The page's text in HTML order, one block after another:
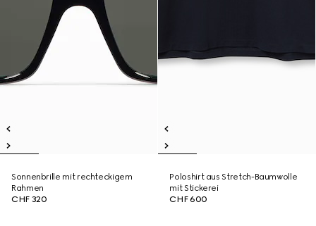
Sonnenbrille mit rechteckigem
Rahmen
CHF 320
Poloshirt aus Stretch-Baumwolle
mit Stickerei
CHF 600